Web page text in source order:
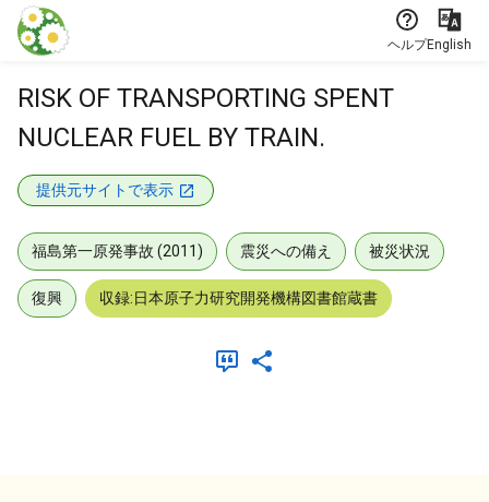
本文に飛ぶ
ヘルプEnglish
RISK OF TRANSPORTING SPENT
NUCLEAR FUEL BY TRAIN.
提供元サイトで表示
福島第一原発事故 (2011) 震災への備え 被災状況
復興 収録:日本原子力研究開発機構図書館蔵書